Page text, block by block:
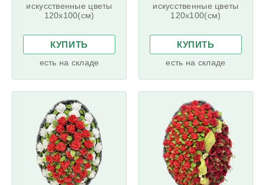
искусственные цветы
120x100(см)
КУПИТЬ
есть на складе
искусственные цветы
120x100(см)
КУПИТЬ
есть на складе